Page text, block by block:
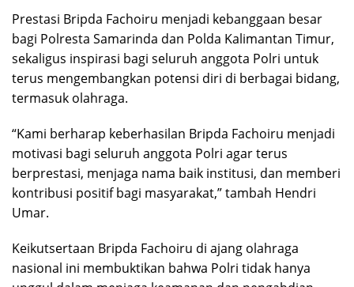
Prestasi Bripda Fachoiru menjadi kebanggaan besar
bagi Polresta Samarinda dan Polda Kalimantan Timur,
sekaligus inspirasi bagi seluruh anggota Polri untuk
terus mengembangkan potensi diri di berbagai bidang,
termasuk olahraga.
“Kami berharap keberhasilan Bripda Fachoiru menjadi
motivasi bagi seluruh anggota Polri agar terus
berprestasi, menjaga nama baik institusi, dan memberi
kontribusi positif bagi masyarakat,” tambah Hendri
Umar.
Keikutsertaan Bripda Fachoiru di ajang olahraga
nasional ini membuktikan bahwa Polri tidak hanya